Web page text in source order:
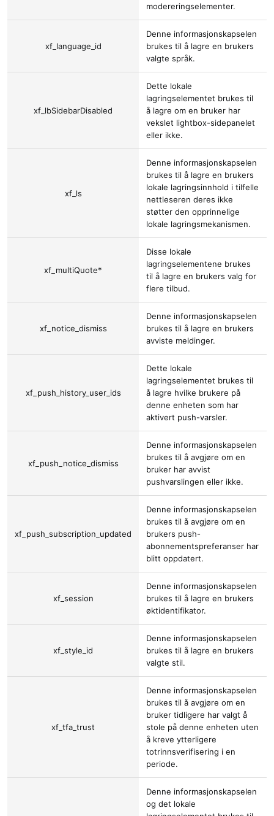
modereringselementer.
xf_language_id
Denne informasjonskapselen
brukes til å lagre en brukers
valgte språk.
xf_lbSidebarDisabled
Dette lokale
lagringselementet brukes til
å lagre om en bruker har
vekslet lightbox-sidepanelet
eller ikke.
xf_ls
Denne informasjonskapselen
brukes til å lagre en brukers
lokale lagringsinnhold i tilfelle
nettleseren deres ikke
støtter den opprinnelige
lokale lagringsmekanismen.
xf_multiQuote*
Disse lokale
lagringselementene brukes
til å lagre en brukers valg for
flere tilbud.
xf_notice_dismiss
Denne informasjonskapselen
brukes til å lagre en brukers
avviste meldinger.
xf_push_history_user_ids
Dette lokale
lagringselementet brukes til
å lagre hvilke brukere på
denne enheten som har
aktivert push-varsler.
xf_push_notice_dismiss
Denne informasjonskapselen
brukes til å avgjøre om en
bruker har avvist
pushvarslingen eller ikke.
xf_push_subscription_updated
Denne informasjonskapselen
brukes til å avgjøre om en
brukers push-
abonnementspreferanser har
blitt oppdatert.
xf_session
Denne informasjonskapselen
brukes til å lagre en brukers
øktidentifikator.
xf_style_id
Denne informasjonskapselen
brukes til å lagre en brukers
valgte stil.
xf_tfa_trust
Denne informasjonskapselen
brukes til å avgjøre om en
bruker tidligere har valgt å
stole på denne enheten uten
å kreve ytterligere
totrinnsverifisering i en
periode.
Denne informasjonskapselen
og det lokale